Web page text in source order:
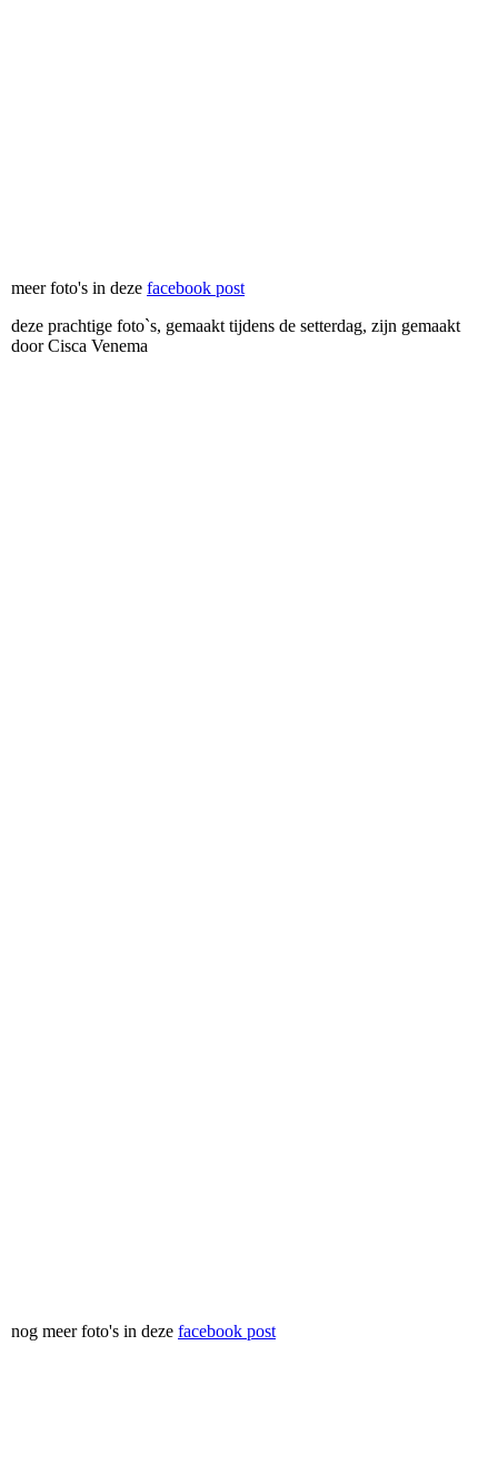
meer foto's in deze facebook post
deze prachtige foto`s, gemaakt tijdens de setterdag, zijn gemaakt
door Cisca Venema
nog meer foto's in deze facebook post